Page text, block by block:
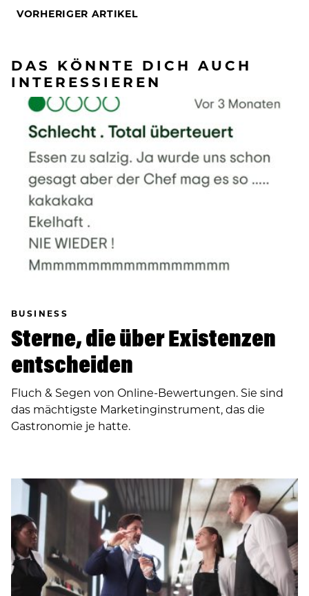
VORHERIGER ARTIKEL
DAS KÖNNTE DICH AUCH
INTERESSIEREN
BUSINESS
Sterne, die über Existenzen
entscheiden
Fluch & Segen von Online-Bewertungen. Sie sind
das mächtigste Marketinginstrument, das die
Gastronomie je hatte.